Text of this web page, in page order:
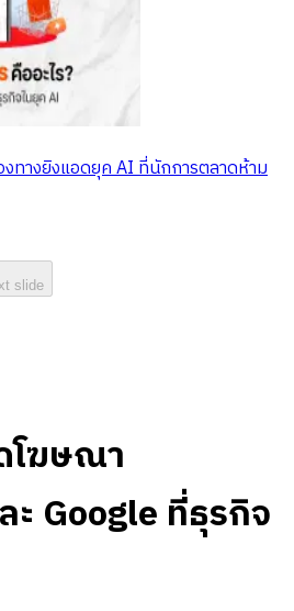
งทางยิงแอดยุค AI ที่นักการตลาดห้าม
slide
โฆษณา
ะ Google ที่ธุรกิจ